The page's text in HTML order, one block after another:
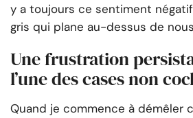
y a toujours ce sentiment
gris qui plane au-dessus de
Une frustration
l’une des cases non
Quand je commence à démêler